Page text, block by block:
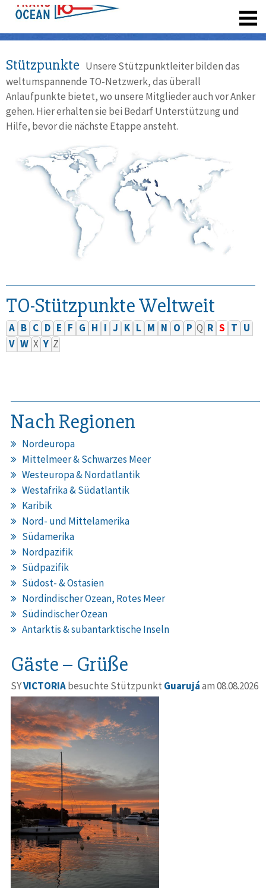
Stützpunkte Unsere Stützpunktleiter bilden das
weltumspannende TO-Netzwerk, das überall
Anlaufpunkte bietet, wo unsere Mitglieder auch vor Anker
gehen. Hier erhalten sie bei Bedarf Unterstützung und
Hilfe, bevor die nächste Etappe ansteht.
TO-Stützpunkte Weltweit
A B C D E F G H I J K L M N O P Q R S T U
V W X Y Z
Nach Regionen
Nordeuropa
Mittelmeer & Schwarzes Meer
Westeuropa & Nordatlantik
Westafrika & Südatlantik
Karibik
Nord- und Mittelamerika
Südamerika
Nordpazifik
Südpazifik
Südost- & Ostasien
Nordindischer Ozean, Rotes Meer
Südindischer Ozean
Antarktis & subantarktische Inseln
Gäste – Grüße
SYVICTORIAbesuchte Stützpunkt Guarujáam 08.08.2026